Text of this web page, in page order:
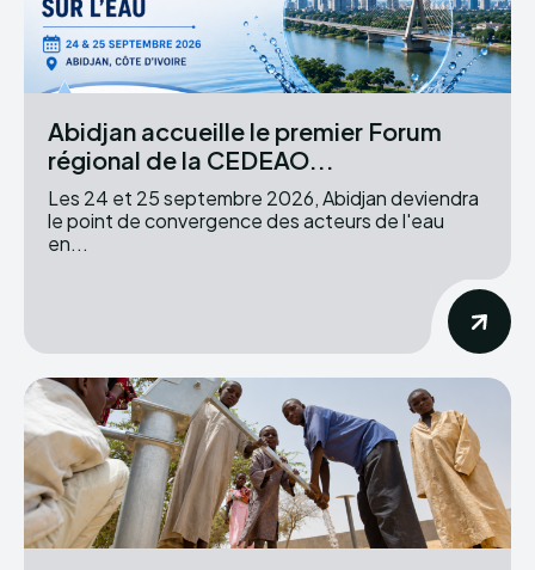
Abidjan accueille le premier Forum
régional de la CEDEAO...
Les 24 et 25 septembre 2026, Abidjan deviendra
le point de convergence des acteurs de l'eau
en...